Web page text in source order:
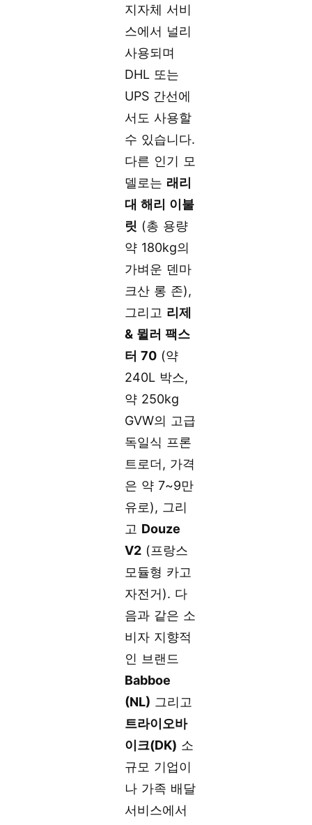
지자체 서비
스에서 널리
사용되며
DHL 또는
UPS 간선에
서도 사용할
수 있습니다.
다른 인기 모
델로는 래리
대 해리 이불
릿 (총 용량
약 180kg의
가벼운 덴마
크산 롱 존),
그리고 리제
& 뮐러 팩스
터 70 (약
240L 박스,
약 250kg
GVW의 고급
독일식 프론
트로더, 가격
은 약 7~9만
유로), 그리
고 Douze
V2 (프랑스
모듈형 카고
자전거). 다
음과 같은 소
비자 지향적
인 브랜드
Babboe
(NL) 그리고
트라이오바
이크(DK) 소
규모 기업이
나 가족 배달
서비스에서